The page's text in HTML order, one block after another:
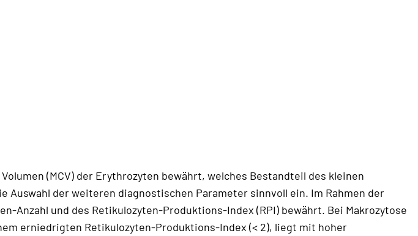
(MCV) der Erythrozyten bewährt, welches Bestandteil des kleinen
der weiteren diagnostischen Parameter sinnvoll ein. Im Rahmen der
Anzahl und des Retikulozyten-Produktions-Index (RPI) bewährt. Bei Makrozytose
erniedrigten Retikulozyten-Produktions-Index (< 2), liegt mit hoher